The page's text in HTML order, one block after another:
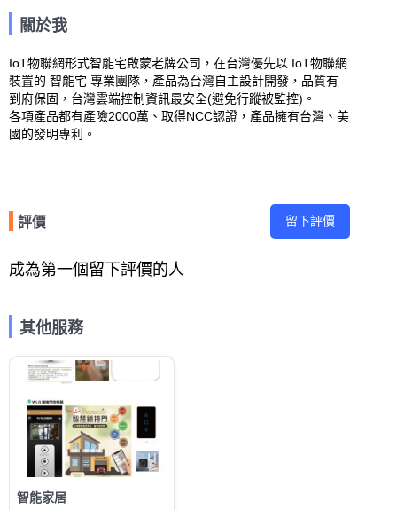
關於我
IoT物聯網形式智能宅啟蒙老牌公司，在台灣優先以 IoT物聯網
裝置的 智能宅 專業團隊，產品為台灣自主設計開發，品質有
到府保固，台灣雲端控制資訊最安全(避免行蹤被監控)。
各項產品都有產險2000萬、取得NCC認證，產品擁有台灣、美
國的發明專利。
評價 留下評價
成為第一個留下評價的人
其他服務
智能家居